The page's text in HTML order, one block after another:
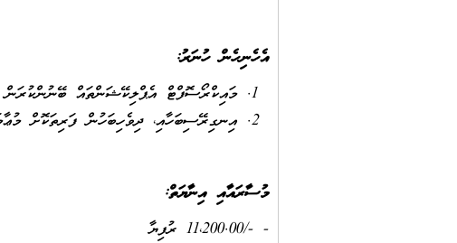
އެހެނިހެން ހުނަރު:
މައިކްރޯސޮފްޓް އެޕްލިކޭޝަންތައް
އިނގިރޭސިބަހާއި، ދިވެހިބަހުން ފަރިތަކޮށް
މުސާރައާއި އިނާޔަތް:
- -/11،200.00 ރުފިޔާ